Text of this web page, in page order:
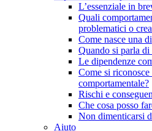
L’essenziale in
Quali
problematici o
Come nasce una
Quando si parla di
Le dipendenze
Come si riconosce
comportamentale?
Rischi e
Che cosa posso
Non dimenticarsi
Aiuto